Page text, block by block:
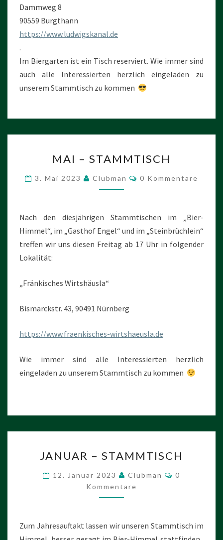
Dammweg 8
90559 Burgthann
https://www.ludwigskanal.de
.
Im Biergarten ist ein Tisch reserviert. Wie immer sind
auch alle Interessierten herzlich eingeladen zu
unserem Stammtisch zu kommen
–
STAMMTISCH
MAI – STAMMTISCH
3. Mai 2023 Clubman Kommentare
0 Kommentare
Nach den diesjährigen Stammtischen im „Bier-
Himmel“, im „Gasthof Engel“ und im „Steinbrüchlein“
treffen wir uns diesen Freitag ab 17 Uhr in folgender
Lokalität:
„Fränkisches Wirtshäusla“
Bismarckstr. 43, 90491 Nürnberg
https://www.fraenkisches-wirtshaeusla.de
Wie immer sind alle Interessierten herzlich
eingeladen zu unserem Stammtisch zu kommen
–
STAMMTISCH
JANUAR – STAMMTISCH
12. Januar 2023 Clubman Kommentare
0
Kommentare
Zum Jahresauftakt lassen wir unseren Stammtisch im